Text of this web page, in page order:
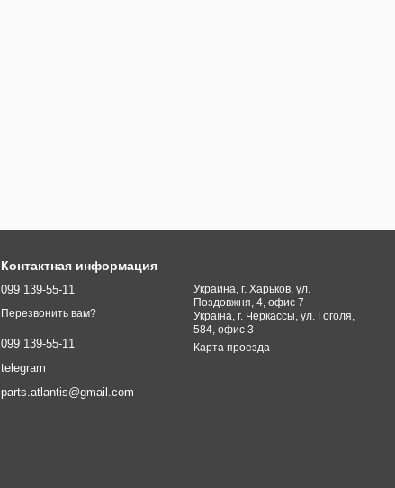
Контактная информация
099 139-55-11
Перезвонить вам?
099 139-55-11
telegram
parts.atlantis@gmail.com
Украина, г. Харьков, ул.
Поздовжня, 4, офис 7
Україна, г. Черкассы, ул. Гоголя,
584, офис 3
Карта проезда